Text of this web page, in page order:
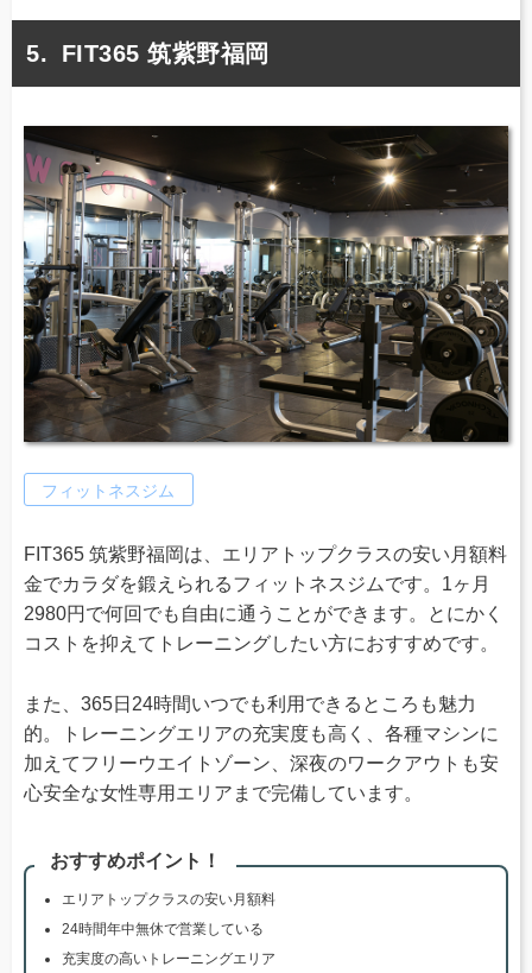
FIT365 筑紫野福岡
フィットネスジム
FIT365 筑紫野福岡は、エリアトップクラスの安い月額料
金でカラダを鍛えられるフィットネスジムです。1ヶ月
2980円で何回でも自由に通うことができます。とにかく
コストを抑えてトレーニングしたい方におすすめです。
また、365日24時間いつでも利用できるところも魅力
的。トレーニングエリアの充実度も高く、各種マシンに
加えてフリーウエイトゾーン、深夜のワークアウトも安
心安全な女性専用エリアまで完備しています。
おすすめポイント！
エリアトップクラスの安い月額料
24時間年中無休で営業している
充実度の高いトレーニングエリア